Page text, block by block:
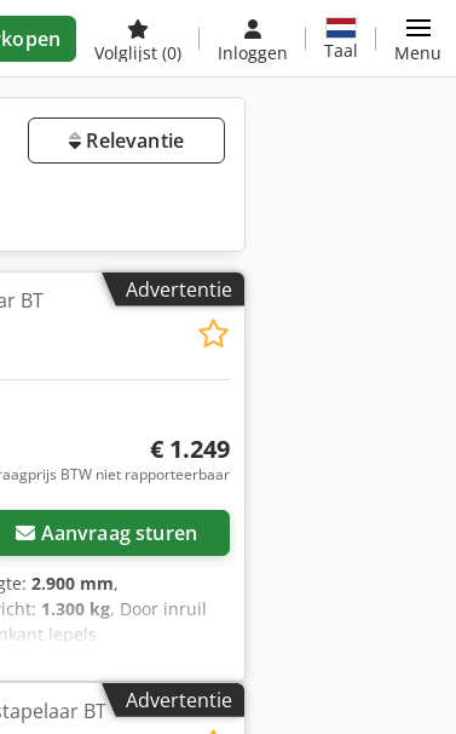
Volglijst (0) Inloggen Taal Menu
Relevantie
Advertentie
BT
€ 1.249
BTW niet rapporteerbaar
Aanvraag sturen
2.900 mm,
1.300 kg, Door inruil
lepels
onderhoudsvrij GELmet
Advertentie
BT